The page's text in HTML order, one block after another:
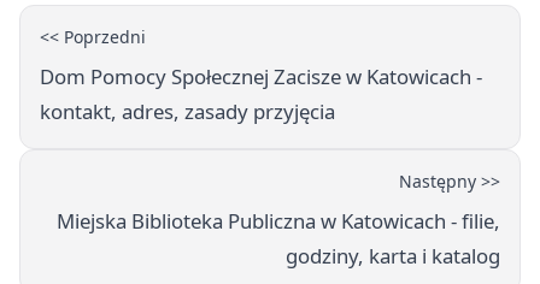
<< Poprzedni
Dom Pomocy Społecznej Zacisze w Katowicach -
kontakt, adres, zasady przyjęcia
Następny >>
Miejska Biblioteka Publiczna w Katowicach - filie,
godziny, karta i katalog